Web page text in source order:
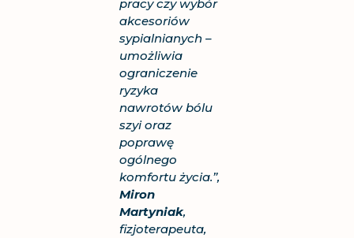
pracy czy wybór
akcesoriów
sypialnianych –
umożliwia
ograniczenie
ryzyka
nawrotów bólu
szyi oraz
poprawę
ogólnego
komfortu życia.”,
Miron
Martyniak,
fizjoterapeuta,